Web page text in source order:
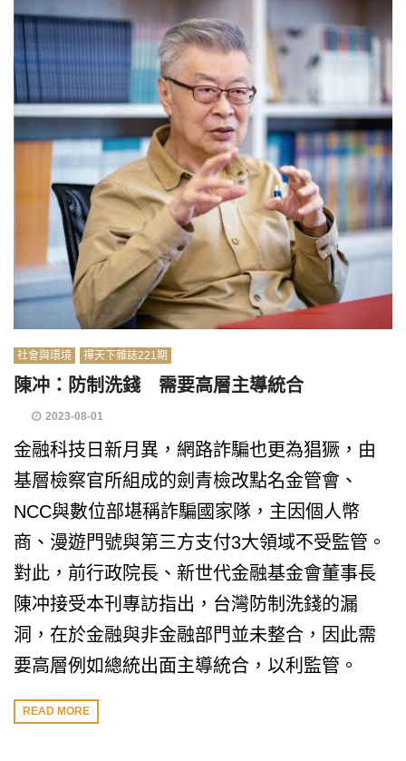
社會與環境 禪天下雜誌221期
陳冲：防制洗錢 需要高層主導統合
2023-08-01
金融科技日新月異，網路詐騙也更為猖獗，由
基層檢察官所組成的劍青檢改點名金管會、
NCC與數位部堪稱詐騙國家隊，主因個人幣
商、漫遊門號與第三方支付3大領域不受監管。
對此，前行政院長、新世代金融基金會董事長
陳冲接受本刊專訪指出，台灣防制洗錢的漏
洞，在於金融與非金融部門並未整合，因此需
要高層例如總統出面主導統合，以利監管。
READ MORE